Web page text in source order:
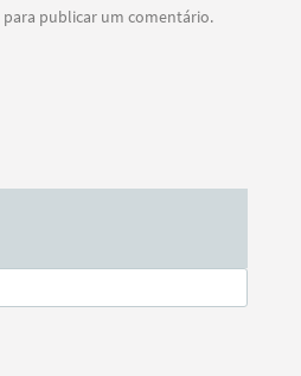
para publicar um comentário.